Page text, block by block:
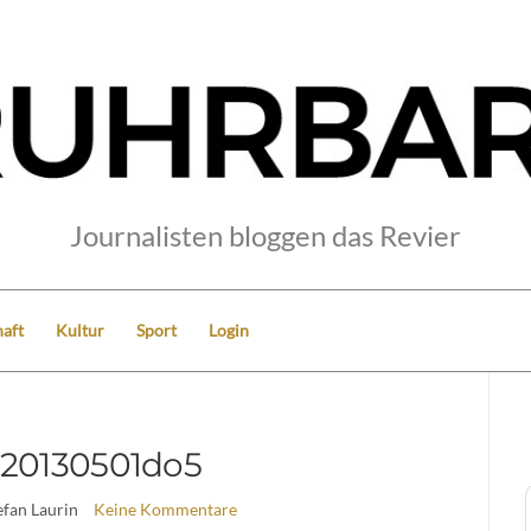
Journalisten bloggen das Revier
Kultur Sport Login
Laurin Keine Kommentare